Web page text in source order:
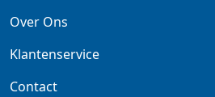
Over Ons
Klantenservice
Contact